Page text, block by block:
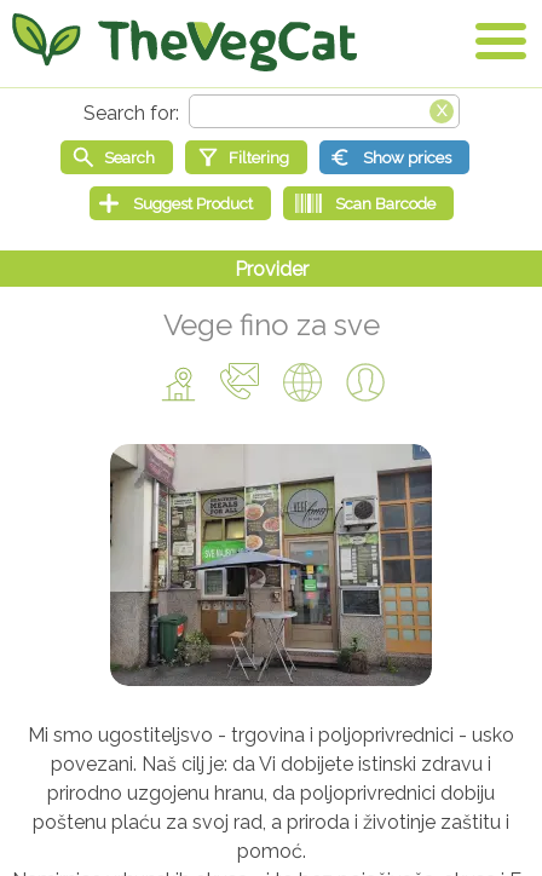
Vege fino za sve
Mi smo ugostiteljsvo - trgovina i poljoprivrednici - usko
povezani. Naš cilj je: da Vi dobijete istinski zdravu i
prirodno uzgojenu hranu, da poljoprivrednici dobiju
poštenu plaću za svoj rad, a priroda i životinje zaštitu i
pomoć.